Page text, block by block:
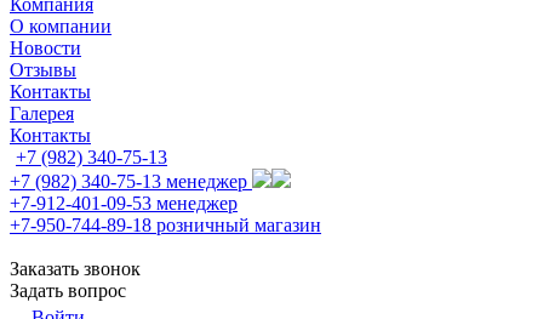
Компания
О компании
Новости
Отзывы
Контакты
Галерея
Контакты
+7 (982) 340-75-13
+7 (982) 340-75-13 менеджер
+7-912-401-09-53 менеджер
+7-950-744-89-18 розничный магазин
Заказать звонок
Задать вопрос